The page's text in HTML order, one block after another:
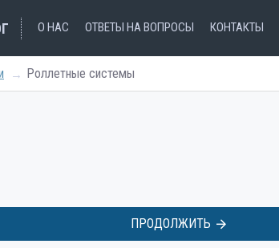
О НАС ОТВЕТЫ НА ВОПРОСЫ КОНТАКТЫ
Роллетные системы
ПРОДОЛЖИТЬ